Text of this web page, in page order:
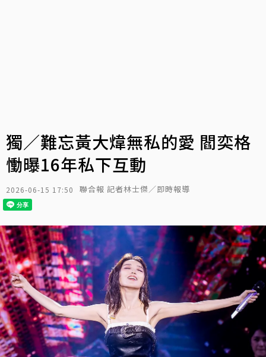
獨／難忘黃大煒無私的愛 閻奕格
慟曝16年私下互動
2026-06-15 17:50 聯合報 記者林士傑／即時報導